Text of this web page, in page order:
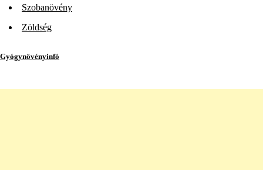
Szobanövény
Zöldség
Gyógynövényinfó